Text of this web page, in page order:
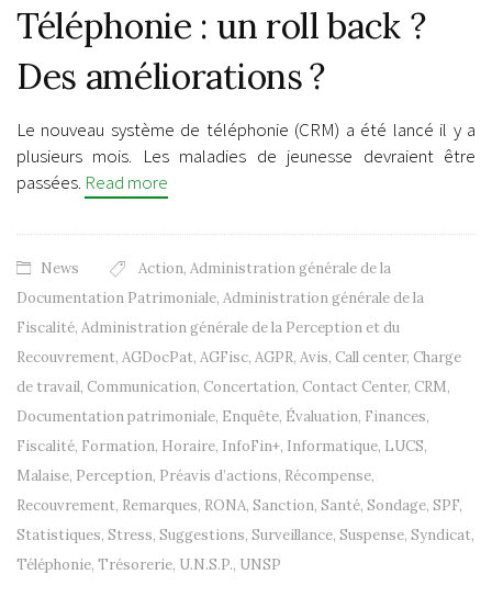
Téléphonie : un roll back ?
Des améliorations ?
Le nouveau système de téléphonie (CRM) a été lancé il y a
plusieurs mois. Les maladies de jeunesse devraient être
passées. Read more
News Action, Administration générale de la
Documentation Patrimoniale, Administration générale de la
Fiscalité, Administration générale de la Perception et du
Recouvrement, AGDocPat, AGFisc, AGPR, Avis, Call center, Charge
de travail, Communication, Concertation, Contact Center, CRM,
Documentation patrimoniale, Enquête, Évaluation, Finances,
Fiscalité, Formation, Horaire, InfoFin+, Informatique, LUCS,
Malaise, Perception, Préavis d’actions, Récompense,
Recouvrement, Remarques, RONA, Sanction, Santé, Sondage, SPF,
Statistiques, Stress, Suggestions, Surveillance, Suspense, Syndicat,
Téléphonie, Trésorerie, U.N.S.P., UNSP